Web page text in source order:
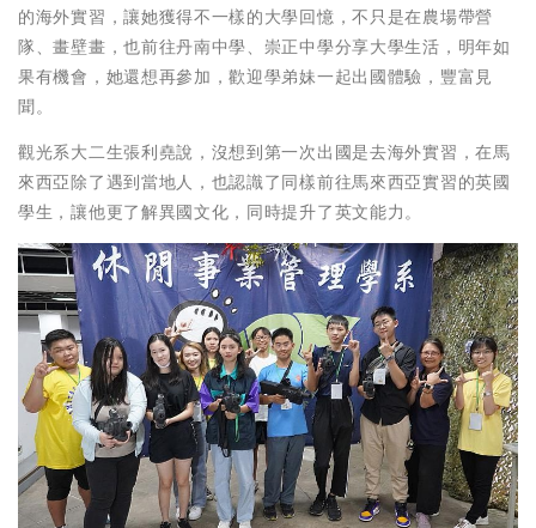
的海外實習，讓她獲得不一樣的大學回憶，不只是在農場帶營
隊、畫壁畫，也前往丹南中學、崇正中學分享大學生活，明年如
果有機會，她還想再參加，歡迎學弟妹一起出國體驗，豐富見
聞。
觀光系大二生張利堯說，沒想到第一次出國是去海外實習，在馬
來西亞除了遇到當地人，也認識了同樣前往馬來西亞實習的英國
學生，讓他更了解異國文化，同時提升了英文能力。